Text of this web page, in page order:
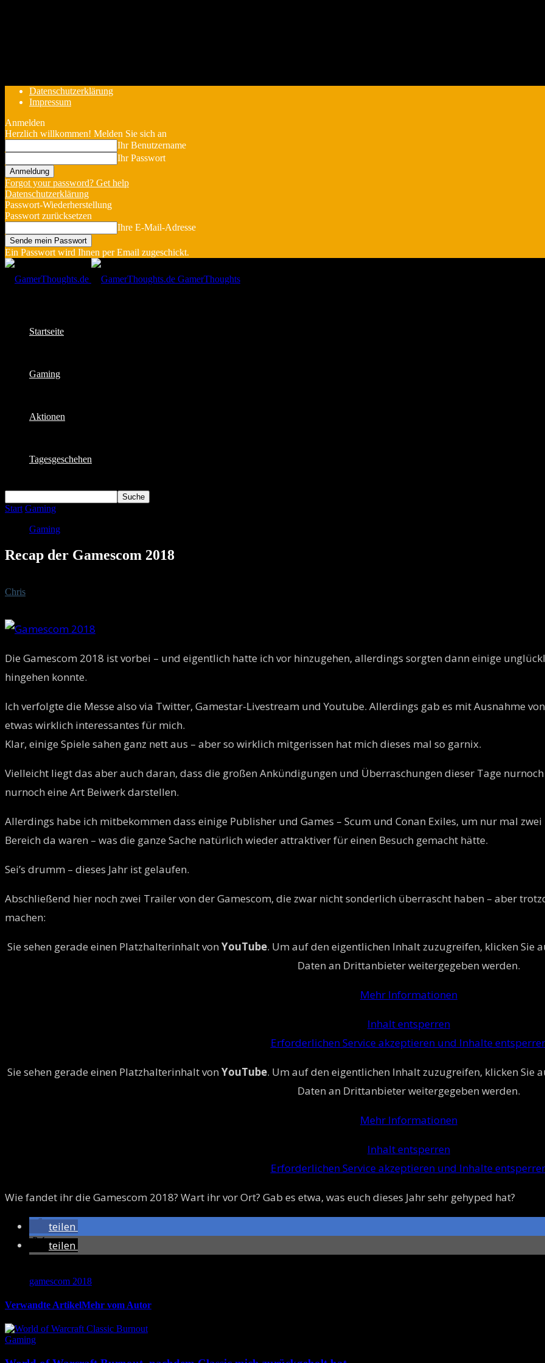
Datenschutzerklärung
Impressum
Anmelden
Herzlich willkommen! Melden Sie sich an
Ihr Benutzername
Ihr Passwort
Forgot your password? Get help
Datenschutzerklärung
Passwort-Wiederherstellung
Passwort zurücksetzen
Ihre E-Mail-Adresse
Ein Passwort wird Ihnen per Email zugeschickt.
GamerThoughts
Startseite
Gaming
Aktionen
Tagesgeschehen
Start Gaming
Gaming
Recap der Gamescom 2018
Chris
Die Gamescom 2018 ist vorbei – und eigentlich hatte ich vor hinzugehen, allerdings sorgten dann einige
hingehen konnte.
Ich verfolgte die Messe also via Twitter, Gamestar-Livestream und Youtube. Allerdings gab es mit Ausnahme
etwas wirklich interessantes für mich.
Klar, einige Spiele sahen ganz nett aus – aber so wirklich mitgerissen hat mich dieses mal so garnix.
Vielleicht liegt das aber auch daran, dass die großen Ankündigungen und Überraschungen dieser Tage
nurnoch eine Art Beiwerk darstellen.
Allerdings habe ich mitbekommen dass einige Publisher und Games – Scum und Conan Exiles, um nur mal
Bereich da waren – was die ganze Sache natürlich wieder attraktiver für einen Besuch gemacht hätte.
Sei’s drumm – dieses Jahr ist gelaufen.
Abschließend hier noch zwei Trailer von der Gamescom, die zwar nicht sonderlich überrascht haben – aber
machen:
Sie sehen gerade einen Platzhalterinhalt von YouTube. Um auf den eigentlichen Inhalt zuzugreifen, klicken Sie
Daten an Drittanbieter weitergegeben werden.
Mehr Informationen
Inhalt entsperren
Erforderlichen Service akzeptieren und Inhalte
Sie sehen gerade einen Platzhalterinhalt von YouTube. Um auf den eigentlichen Inhalt zuzugreifen, klicken Sie
Daten an Drittanbieter weitergegeben werden.
Mehr Informationen
Inhalt entsperren
Erforderlichen Service akzeptieren und Inhalte
Wie fandet ihr die Gamescom 2018? Wart ihr vor Ort? Gab es etwa, was euch dieses Jahr sehr gehyped hat?
teilen
teilen
gamescom 2018
Verwandte ArtikelMehr vom Autor
Gaming